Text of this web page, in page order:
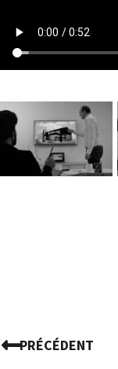
PRÉCÉDENT